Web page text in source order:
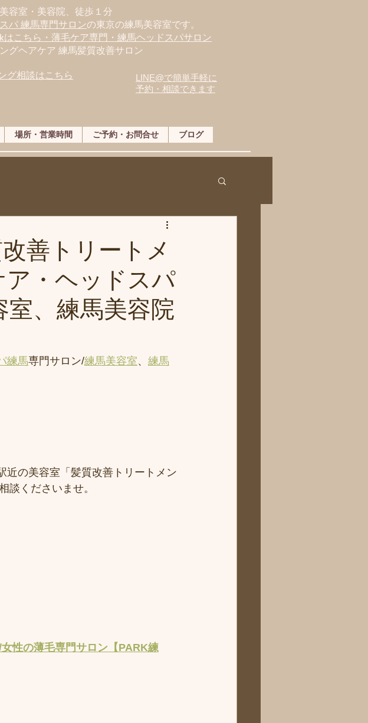
容室・美容院、徒歩１分
パ 練馬専門サロンの東京の練馬美容室です。
こちら・薄毛ケア専門・練馬ヘッドスパサロン
グヘアケア 練馬髪質改善サロン
グ相談はこちら
LINE@で簡単手軽に
予約・相談できます
場所・営業時間 ご予約・お問合せ ブログ
善トリートメ
・ヘッドスパ
、練馬美容院
練馬専門サロン/練馬美容室、 練馬
近の美容室「髪質改善トリートメン
談くださいませ。
性の薄毛専門サロン【PARK練